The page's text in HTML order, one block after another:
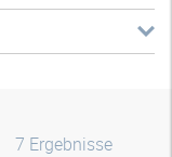
7 Ergebnisse